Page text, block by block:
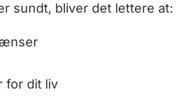
sundt, bliver det lettere at:
for dit liv